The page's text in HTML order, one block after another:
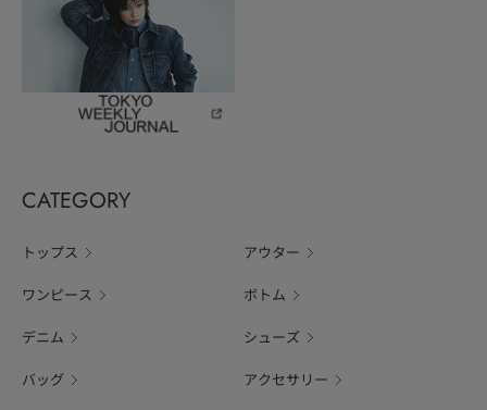
CATEGORY
トップス アウター
ワンピース ボトム
デニム シューズ
バッグ アクセサリー